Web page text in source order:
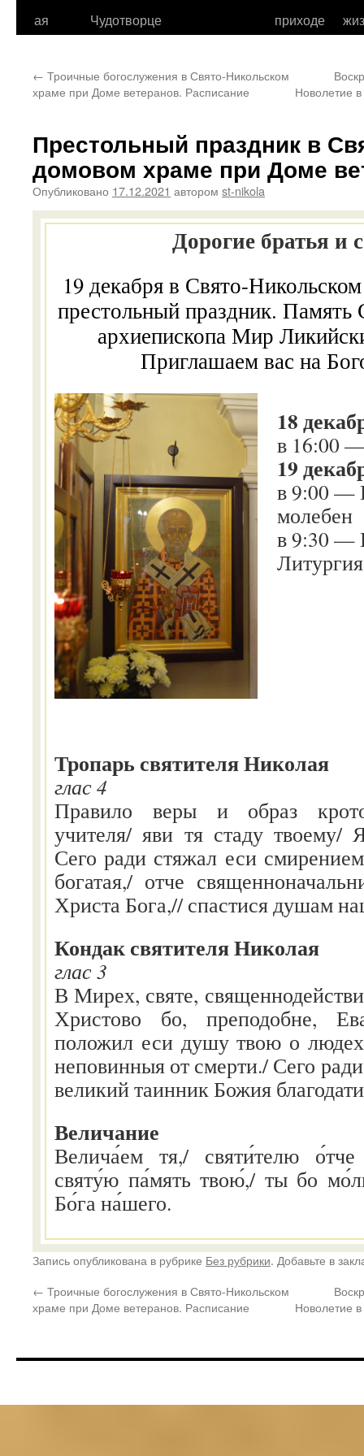
ая
Чудотворце
приходе
← Троичные богослужения в Свято-Никольском
храме при Доме ветеранов. Расписание
Новолетие
Престольный праздник в
домовом храме при Доме
Опубликовано 17.12.2021 автором st-nikola
Дорогие братья и
19 декабря в Свято-
престольный праздник. Память
архиепископа Мир
Приглашаем вас на
18
в 16:00
19
в 9:00 —
молебен
в 9:30 —
Литургия
Тропарь святителя Николая
глас 4
Правило веры и образ
учителя/ яви тя стаду
Сего ради стяжал еси
богатая,/ отче
Христа Бога,// спастися душам
Кондак святителя Николая
глас 3
В Мирех, святе,
Христово бо, преподобне,
положил еси душу твою о
неповинныя от смерти./ Сего
великий таинник Божия
Величание
Велича́ем тя,/ святи́телю
святу́ю па́мять твою́,/ ты бо
Бо́га на́шего.
Запись опубликована в рубрике Без рубрики. Добавьте в
← Троичные богослужения в Свято-Никольском
храме при Доме ветеранов. Расписание
Новолетие